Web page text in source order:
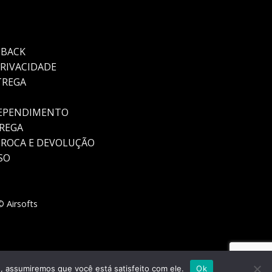
E DEVOLUÇÃO
Airsofts
que você está satisfeito com ele. Ok